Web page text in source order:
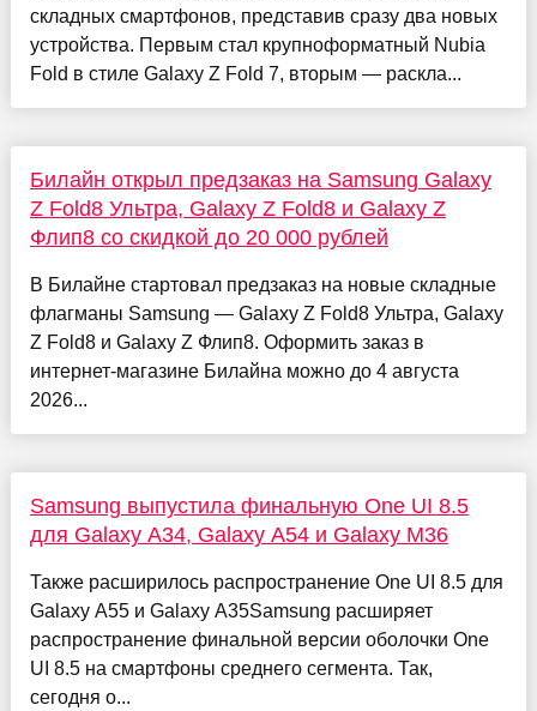
складных смартфонов, представив сразу два новых
устройства. Первым стал крупноформатный Nubia
Fold в стиле Galaxy Z Fold 7, вторым — раскла...
Билайн открыл предзаказ на Samsung Galaxy
Z Fold8 Ультра, Galaxy Z Fold8 и Galaxy Z
Флип8 со скидкой до 20 000 рублей
В Билайне стартовал предзаказ на новые складные
флагманы Samsung — Galaxy Z Fold8 Ультра, Galaxy
Z Fold8 и Galaxy Z Флип8. Оформить заказ в
интернет-магазине Билайна можно до 4 августа
2026...
Samsung выпустила финальную One UI 8.5
для Galaxy A34, Galaxy A54 и Galaxy M36
Также расширилось распространение One UI 8.5 для
Galaxy A55 и Galaxy A35Samsung расширяет
распространение финальной версии оболочки One
UI 8.5 на смартфоны среднего сегмента. Так,
сегодня о...